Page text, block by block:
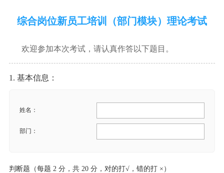
综合岗位新员工培训（部门模块）理论考试
欢迎参加本次考试，请认真作答以下题目。
1. 基本信息：
姓名：
部门：
判断题（每题 2 分，共 20 分，对的打√，错的打 ×）